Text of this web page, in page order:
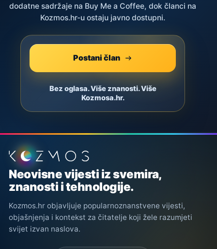
dodatne sadržaje na Buy Me a Coffee, dok članci na
Kozmos.hr-u ostaju javno dostupni.
Postani član
Bez oglasa. Više znanosti. Više
Kozmosa.hr.
Podnožje stranice
Neovisne vijesti iz svemira,
znanosti i tehnologije.
Kozmos.hr objavljuje popularnoznanstvene vijesti,
objašnjenja i kontekst za čitatelje koji žele razumjeti
svijet izvan naslova.